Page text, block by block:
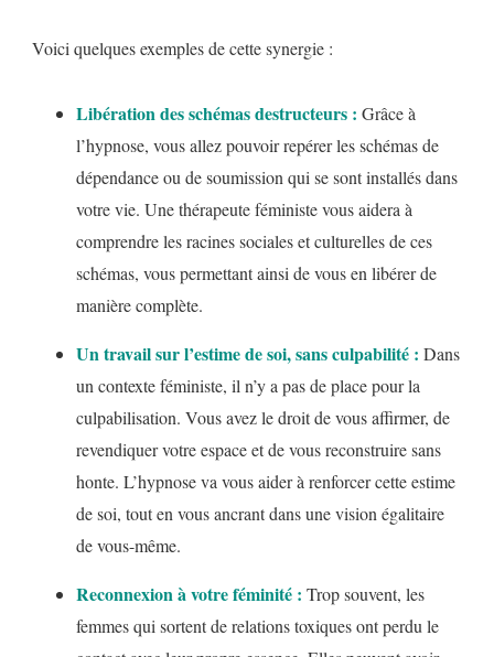
Voici quelques exemples de cette synergie :
Libération des schémas destructeurs : Grâce à
l’hypnose, vous allez pouvoir repérer les schémas de
dépendance ou de soumission qui se sont installés dans
votre vie. Une thérapeute féministe vous aidera à
comprendre les racines sociales et culturelles de ces
schémas, vous permettant ainsi de vous en libérer de
manière complète.
Un travail sur l’estime de soi, sans culpabilité : Dans
un contexte féministe, il n’y a pas de place pour la
culpabilisation. Vous avez le droit de vous affirmer, de
revendiquer votre espace et de vous reconstruire sans
honte. L’hypnose va vous aider à renforcer cette estime
de soi, tout en vous ancrant dans une vision égalitaire
de vous-même.
Reconnexion à votre féminité : Trop souvent, les
femmes qui sortent de relations toxiques ont perdu le